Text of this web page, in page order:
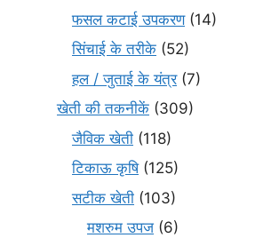
फसल कटाई उपकरण(14)
सिंचाई के तरीके (52)
हल / जुताई के यंत्र(7)
खेती की तकनीकें (309)
जैविक खेती (118)
टिकाऊ कृषि(125)
सटीक खेती (103)
मशरुम उपज (6)